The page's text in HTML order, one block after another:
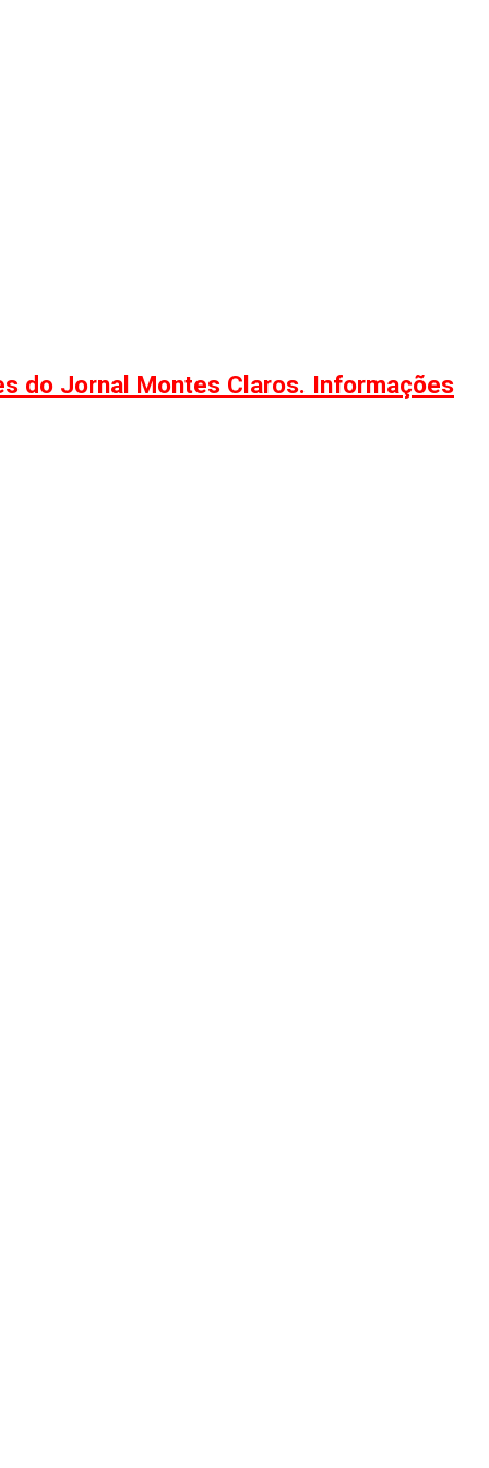
do Jornal Montes Claros. Informações